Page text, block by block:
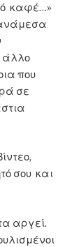
καφέ…»
ανάμεσα
άλλο
που
σε
σου και
αργεί.